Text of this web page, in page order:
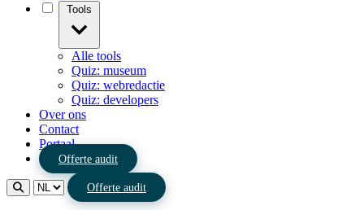
Alle tools
Quiz: museum
Quiz: webredactie
Quiz: developers
Over ons
Contact
Portaal
Offerte audit
Offerte audit